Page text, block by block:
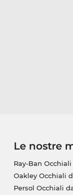
Le nostre
Ray-Ban
Oakley Occhiali
Persol Occhiali